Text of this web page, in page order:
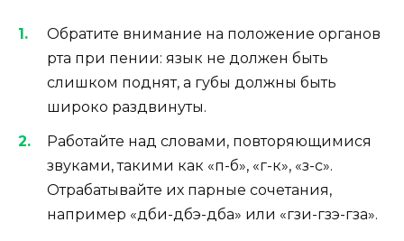
Обратите внимание на положение органов
рта при пении: язык не должен быть
слишком поднят, а губы должны быть
широко раздвинуты.
Работайте над словами, повторяющимися
звуками, такими как «п-б», «г-к», «з-с».
Отрабатывайте их парные сочетания,
например «дби-дбэ-дба» или «гзи-гзэ-гза».